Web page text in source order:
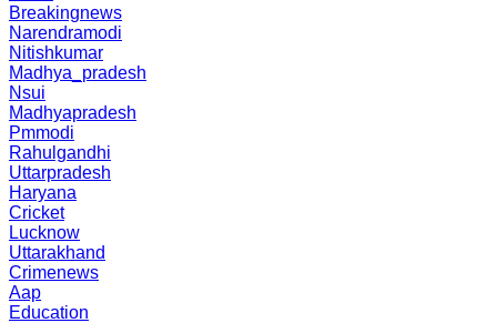
Breakingnews
Narendramodi
Nitishkumar
Madhya_pradesh
Nsui
Madhyapradesh
Pmmodi
Rahulgandhi
Uttarpradesh
Haryana
Cricket
Lucknow
Uttarakhand
Crimenews
Aap
Education